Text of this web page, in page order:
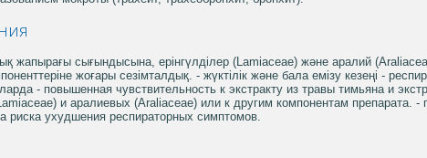
жапырағы сығындысына, ерінгүлділер (Lamiaceae) және аралий
жоғары сезімталдық. - жүктілік және бала емізу кезеңі -
- повышенная чувствительность к экстракту из травы тимьяна и
и аралиевых (Araliaceae) или к другим компонентам препарата.
риска ухудшения респираторных симптомов.